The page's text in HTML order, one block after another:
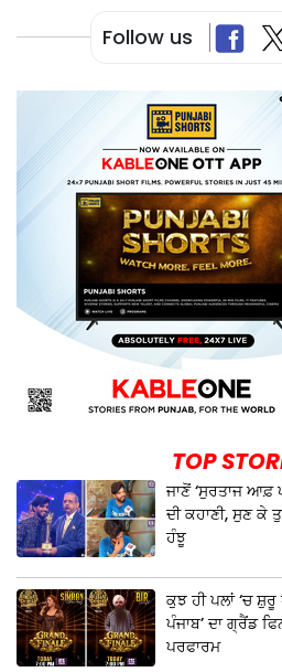
Follow us
TOP
ਜਾਣੋਂ ‘ਸੁਰਤਾਜ ਆਫ਼
ਦੀ ਕਹਾਣੀ, ਸੁਣ ਕੇ
ਹੰਝੂ
ਕੁਝ ਹੀ ਪਲਾਂ ‘ਚ
ਪੰਜਾਬ’ ਦਾ ਗ੍ਰੈਂਡ
ਪਰਫਾਰਮ